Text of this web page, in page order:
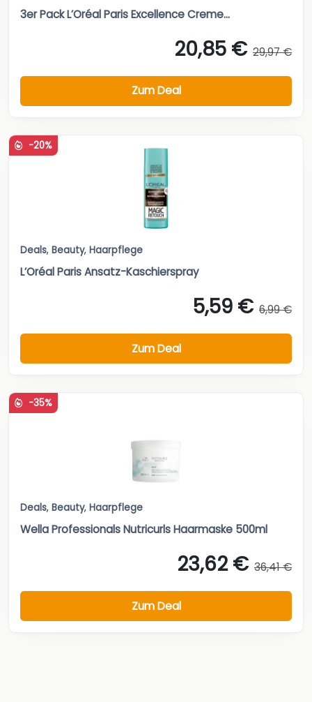
3er Pack L’Oréal Paris Excellence Creme...
20,85 € 29,97 €
Zum Deal
-20%
Deals, Beauty, Haarpflege
L’Oréal Paris Ansatz-Kaschierspray
5,59 € 6,99 €
Zum Deal
-35%
Deals, Beauty, Haarpflege
Wella Professionals Nutricurls Haarmaske 500ml
23,62 € 36,41 €
Zum Deal